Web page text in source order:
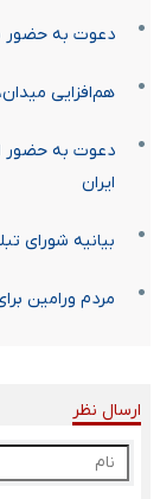
دعوت به حضور
هم‌افزایی
دعوت به حضور
ایران
بیانیه شورای
مردم ورامین
ارسال نظر